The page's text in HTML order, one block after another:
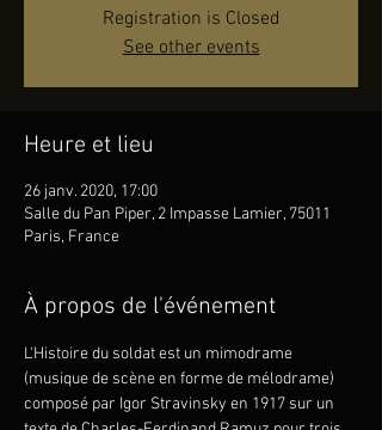
Registration is Closed
See other events
Heure et lieu
26 janv. 2020, 17:00
Salle du Pan Piper, 2 Impasse Lamier, 75011
Paris, France
À propos de l'événement
L'Histoire du soldat est un mimodrame
(musique de scène en forme de mélodrame)
composé par Igor Stravinsky en 1917 sur un